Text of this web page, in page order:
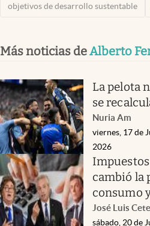
objetivos de desarrollo sustentable
Más noticias deAlberto
La pelota
se
Nuria Am
viernes, 17 de
2026
cambió la
consumo
José Luis
sábado, 20 de